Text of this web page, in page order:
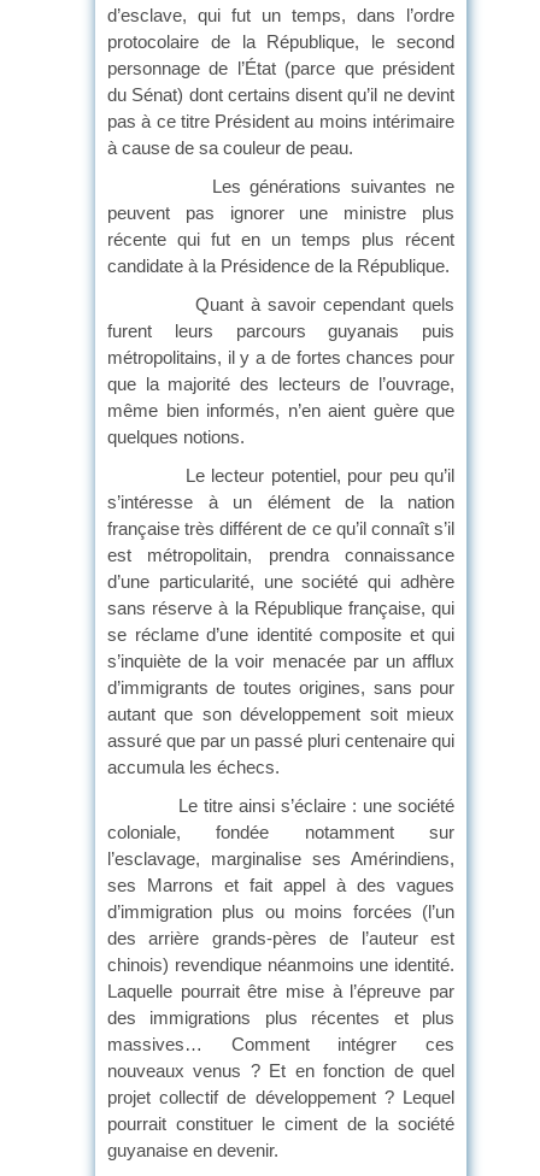
d’esclave, qui fut un temps, dans l’ordre
protocolaire de la République, le second
personnage de l’État (parce que président
du Sénat) dont certains disent qu’il ne devint
pas à ce titre Président au moins intérimaire
à cause de sa couleur de peau.
Les générations suivantes ne
peuvent pas ignorer une ministre plus
récente qui fut en un temps plus récent
candidate à la Présidence de la République.
Quant à savoir cependant quels
furent leurs parcours guyanais puis
métropolitains, il y a de fortes chances pour
que la majorité des lecteurs de l’ouvrage,
même bien informés, n’en aient guère que
quelques notions.
Le lecteur potentiel, pour peu qu’il
s’intéresse à un élément de la nation
française très différent de ce qu’il connaît s’il
est métropolitain, prendra connaissance
d’une particularité, une société qui adhère
sans réserve à la République française, qui
se réclame d’une identité composite et qui
s’inquiète de la voir menacée par un afflux
d’immigrants de toutes origines, sans pour
autant que son développement soit mieux
assuré que par un passé pluri centenaire qui
accumula les échecs.
Le titre ainsi s’éclaire : une société
coloniale, fondée notamment sur
l’esclavage, marginalise ses Amérindiens,
ses Marrons et fait appel à des vagues
d’immigration plus ou moins forcées (l’un
des arrière grands-pères de l’auteur est
chinois) revendique néanmoins une identité.
Laquelle pourrait être mise à l’épreuve par
des immigrations plus récentes et plus
massives… Comment intégrer ces
nouveaux venus ? Et en fonction de quel
projet collectif de développement ? Lequel
pourrait constituer le ciment de la société
guyanaise en devenir.